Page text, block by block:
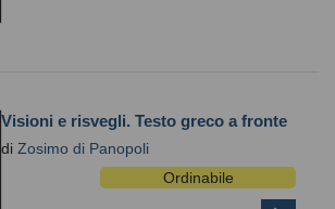
Visioni e risvegli. Testo greco a fronte
di Zosimo di Panopoli
Ordinabile